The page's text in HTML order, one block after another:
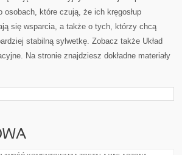
osobach, które czują, że ich kręgosłup
się wsparcia, a także o tych, którzy chcą
stabilną sylwetkę. Zobacz także Układ
Na stronie znajdziesz dokładne materiały